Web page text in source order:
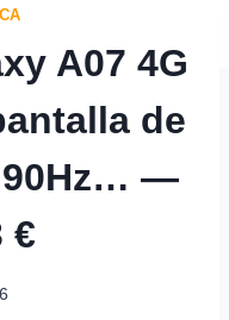
A07 4G
de
90Hz… —
€